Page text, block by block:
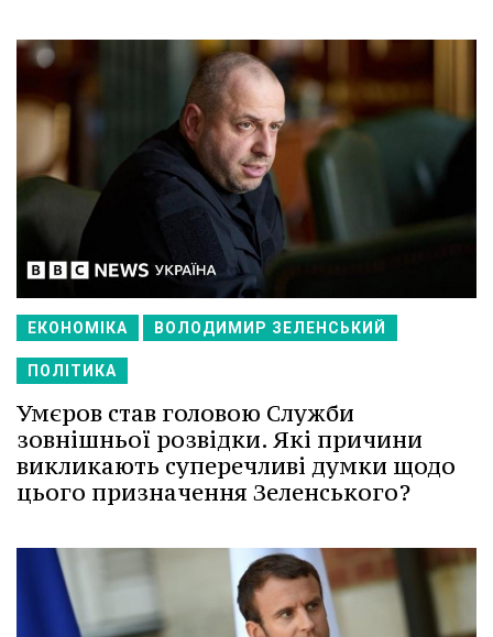
ЕКОНОМІКА ВОЛОДИМИР ЗЕЛЕНСЬКИЙ
ПОЛІТИКА
Умєров став головою Служби
зовнішньої розвідки. Які причини
викликають суперечливі думки щодо
цього призначення Зеленського?